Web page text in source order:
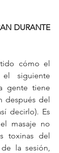
DURANTE
cómo el
siguiente
gente tiene
después del
decirlo). Es
masaje no
toxinas del
la sesión,